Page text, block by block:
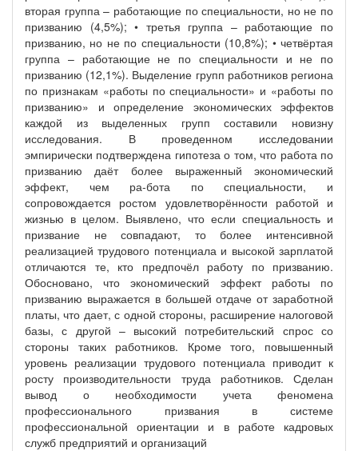
вторая группа – работающие по специальности, но не по
призванию (4,5%); • третья группа – работающие по
призванию, но не по специальности (10,8%); • четвёртая
группа – работающие не по специальности и не по
призванию (12,1%). Выделение групп работников региона
по признакам «работы по специальности» и «работы по
призванию» и определение экономических эффектов
каждой из выделенных групп составили новизну
исследования. В проведенном исследовании
эмпирически подтверждена гипотеза о том, что работа по
призванию даёт более выраженный экономический
эффект, чем ра-бота по специальности, и
сопровождается ростом удовлетворённости работой и
жизнью в целом. Выявлено, что если специальность и
призвание не совпадают, то более интенсивной
реализацией трудового потенциала и высокой зарплатой
отличаются те, кто предпочёл работу по призванию.
Обосновано, что экономический эффект работы по
призванию выражается в большей отдаче от заработной
платы, что дает, с одной стороны, расширение налоговой
базы, с другой – высокий потребительский спрос со
стороны таких работников. Кроме того, повышенный
уровень реализации трудового потенциала приводит к
росту производительности труда работников. Сделан
вывод о необходимости учета феномена
профессионального призвания в системе
профессиональной ориентации и в работе кадровых
служб предприятий и организаций